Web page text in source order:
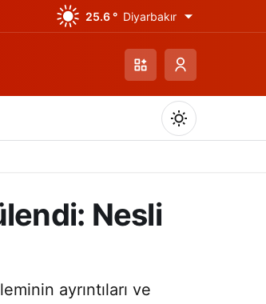
25.6 ° Diyarbakır
Nesli
ayrıntıları ve